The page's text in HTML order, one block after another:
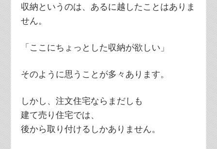
収納というのは、あるに越したことはありま
せん。
「ここにちょっとした収納が欲しい」
そのように思うことが多々あります。
しかし、注文住宅ならまだしも
建て売り住宅では、
後から取り付けるしかありません。